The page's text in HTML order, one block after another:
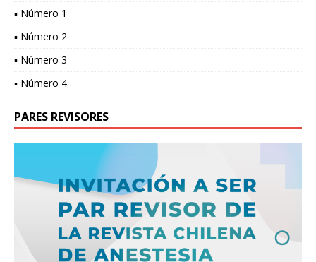
▪ Número 1
▪ Número 2
▪ Número 3
▪ Número 4
PARES REVISORES